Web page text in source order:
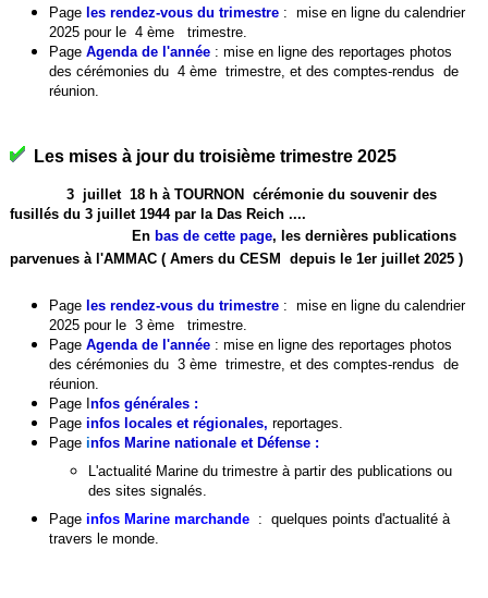
Page les rendez-vous du trimestre : mise en ligne du calendrier
2025 pour le 4 ème trimestre.
PageAgenda de l'année : mise en ligne des reportages photos
des cérémonies du 4 ème trimestre, et des comptes-rendus de
réunion.
Les mises à jour du troisième trimestre 2025
3 juillet 18 h à TOURNON cérémonie du souvenir des
fusillés du 3 juillet 1944 par la Das Reich ....
En bas de cette page, les dernières publications
parvenues à l'AMMAC ( Amers du CESM depuis le 1er juillet 2025 )
Page les rendez-vous du trimestre : mise en ligne du calendrier
2025 pour le 3 ème trimestre.
PageAgenda de l'année : mise en ligne des reportages photos
des cérémonies du 3 ème trimestre, et des comptes-rendus de
réunion.
Page Infos générales :
Page infos locales et régionales,reportages.
Pageinfos Marine nationale et Défense :
L'actualité Marine du trimestre à partir des publications ou
des sites signalés.
Pageinfos Marine marchande :quelques points d'actualité à
travers le monde.